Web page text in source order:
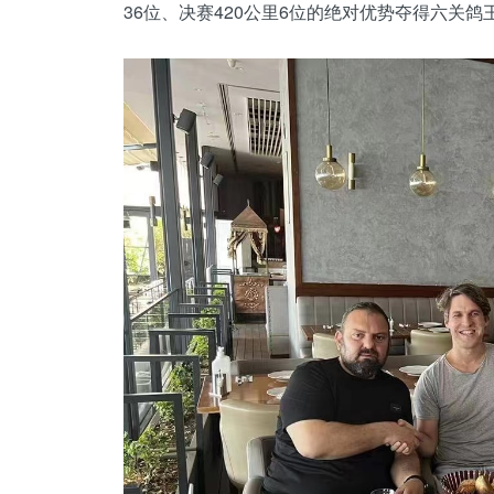
36位、决赛420公里6位的绝对优势夺得六关鸽